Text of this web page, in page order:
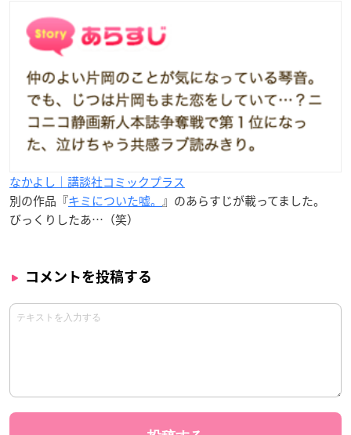
なかよし｜講談社コミックプラス
別の作品『キミについた嘘。 』のあらすじが載ってました。
びっくりしたあ…（笑）
コメントを投稿する